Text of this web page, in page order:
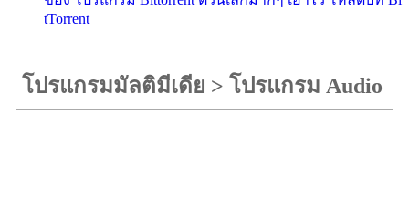
tTorrent
โปรแกรมมัลติมีเดีย > โปรแกรม Audio